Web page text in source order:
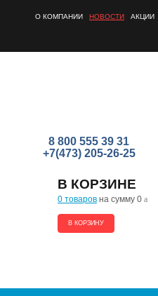
О КОМПАНИИ НОВОСТИ АКЦИИ
8 800 555 39 31
+7(473) 205-26-25
В КОРЗИНЕ
0 товаров на сумму 0 a
В КОРЗИНУ